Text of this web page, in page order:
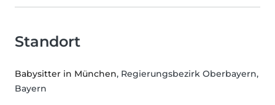
Standort
Babysitter in München, Regierungsbezirk Oberbayern,
Bayern